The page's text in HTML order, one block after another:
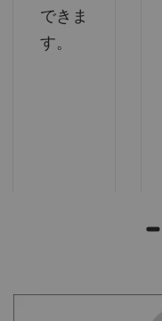
できま
す。